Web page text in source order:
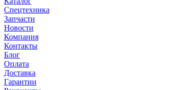
Спецтехника
Запчасти
Новости
Компания
Контакты
Блог
Оплата
Доставка
Гарантии